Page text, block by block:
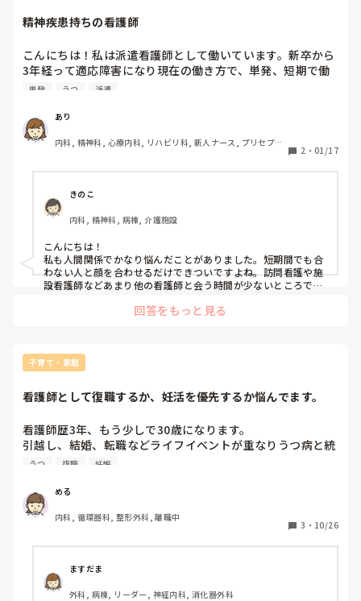
精神疾患持ちの看護師
こんにちは！私は派遣看護師として働いています。新卒から
3年経って適応障害になり現在の働き方で、単発、短期で働
いています。
ともありました。💦
精神疾患を患いながら、看護師として働いている方の働き方
やストレス解消について共有していただけたら嬉しいです
単発 うつ 派遣
あり
内科, 精神科, 心療内科, リハビリ科, 新人ナース, プリセプタ
2 ・ 01/17
きのこ
内科, 精神科, 病棟, 介護施設
こんにちは！
私も人間関係でかなり悩んだことがありました。短期間でも合
わない人と顔を合わせるだけできついですよね。訪問看護や施
設看護師などあまり他の看護師と会う時間が少ないところで働
回答をもっと見る
子育て・家庭
看護師として復職するか、妊活を優先するか悩んでます。
看護師歴3年、もう少しで30歳になります。
引越し、結婚、転職などライフイベントが重なりうつ病と統
合失調感情障害を患いました。その後2年間看護師の仕事を
しています。
精神状態も安定し、また看護師として働きたい、子供も欲し
いと思い担当医に相談したところ、一般就労の許可と今後妊
娠も可能な状態だと伝えられました。
そのため復職を先にするか、妊活を先にするか迷っていま
うつ 復職 妊娠
める
内科, 循環器科, 整形外科, 離職中
3 ・ 10/26
ますだま
外科, 病棟, リーダー, 神経内科, 消化器外科